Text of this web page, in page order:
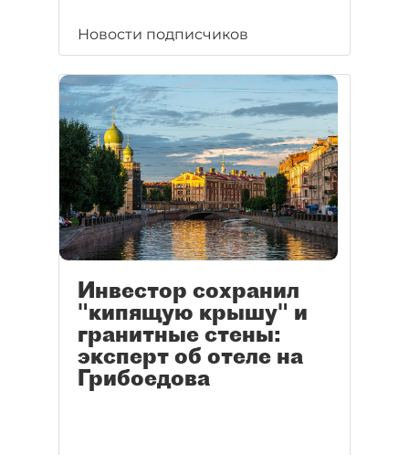
Новости подписчиков
Инвестор сохранил
"кипящую крышу" и
гранитные стены:
эксперт об отеле на
Грибоедова